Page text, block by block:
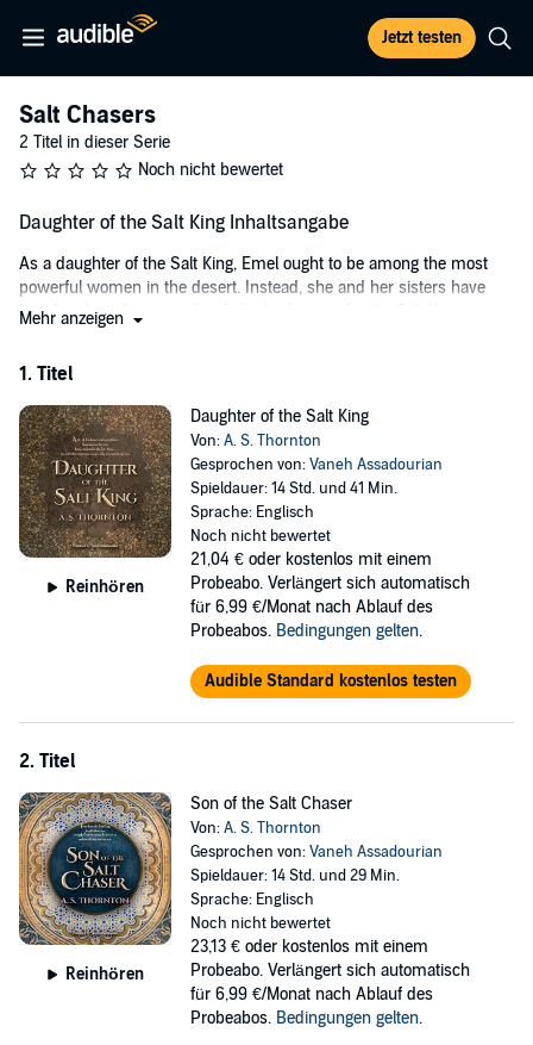
Jetzt testen
Salt Chasers
2 Titel in dieser Serie
Noch nicht bewertet
Daughter of the Salt King Inhaltsangabe
As a daughter of the Salt King, Emel ought to be among the most
powerful women in the desert. Instead, she and her sisters have
less freedom than even her father's slaves ... for the Salt King uses
of a life where she can choose her fate. When members of a secret
rebellion attack, Emel stumbles upon an alluring escape route: her
father’s best-kept secret—a wish-granting jinni, Saalim.
But in the land of the Salt King, wishes are never what they seem.
Saalim’s magic is volatile. Emel could lose everything with a wish for
her freedom as the rebellion intensifies around her. She soon finds
herself playing a dangerous game that pits dreams against
responsibility and love against the promise of freedom. As she finds
herself drawn to the jinni for more than his magic, captivated by
has to decide if freedom is worth the loss of her family, her home
and Saalim, the only man she’s ever loved.
Mehr anzeigen
1. Titel
Reinhören
Daughter of the Salt King
Von:A. S. Thornton
Gesprochen von:Vaneh Assadourian
Spieldauer: 14 Std. und 41 Min.
Sprache: Englisch
Noch nicht bewertet
21,04 € oder kostenlos mit einem
Probeabo. Verlängert sich automatisch
für 6,99 €/Monat nach Ablauf des
Probeabos. Bedingungen gelten.
Audible Standard kostenlos testen
2. Titel
Reinhören
Son of the Salt Chaser
Von:A. S. Thornton
Gesprochen von:Vaneh Assadourian
Spieldauer: 14 Std. und 29 Min.
Sprache: Englisch
Noch nicht bewertet
23,13 € oder kostenlos mit einem
Probeabo. Verlängert sich automatisch
für 6,99 €/Monat nach Ablauf des
Probeabos. Bedingungen gelten.